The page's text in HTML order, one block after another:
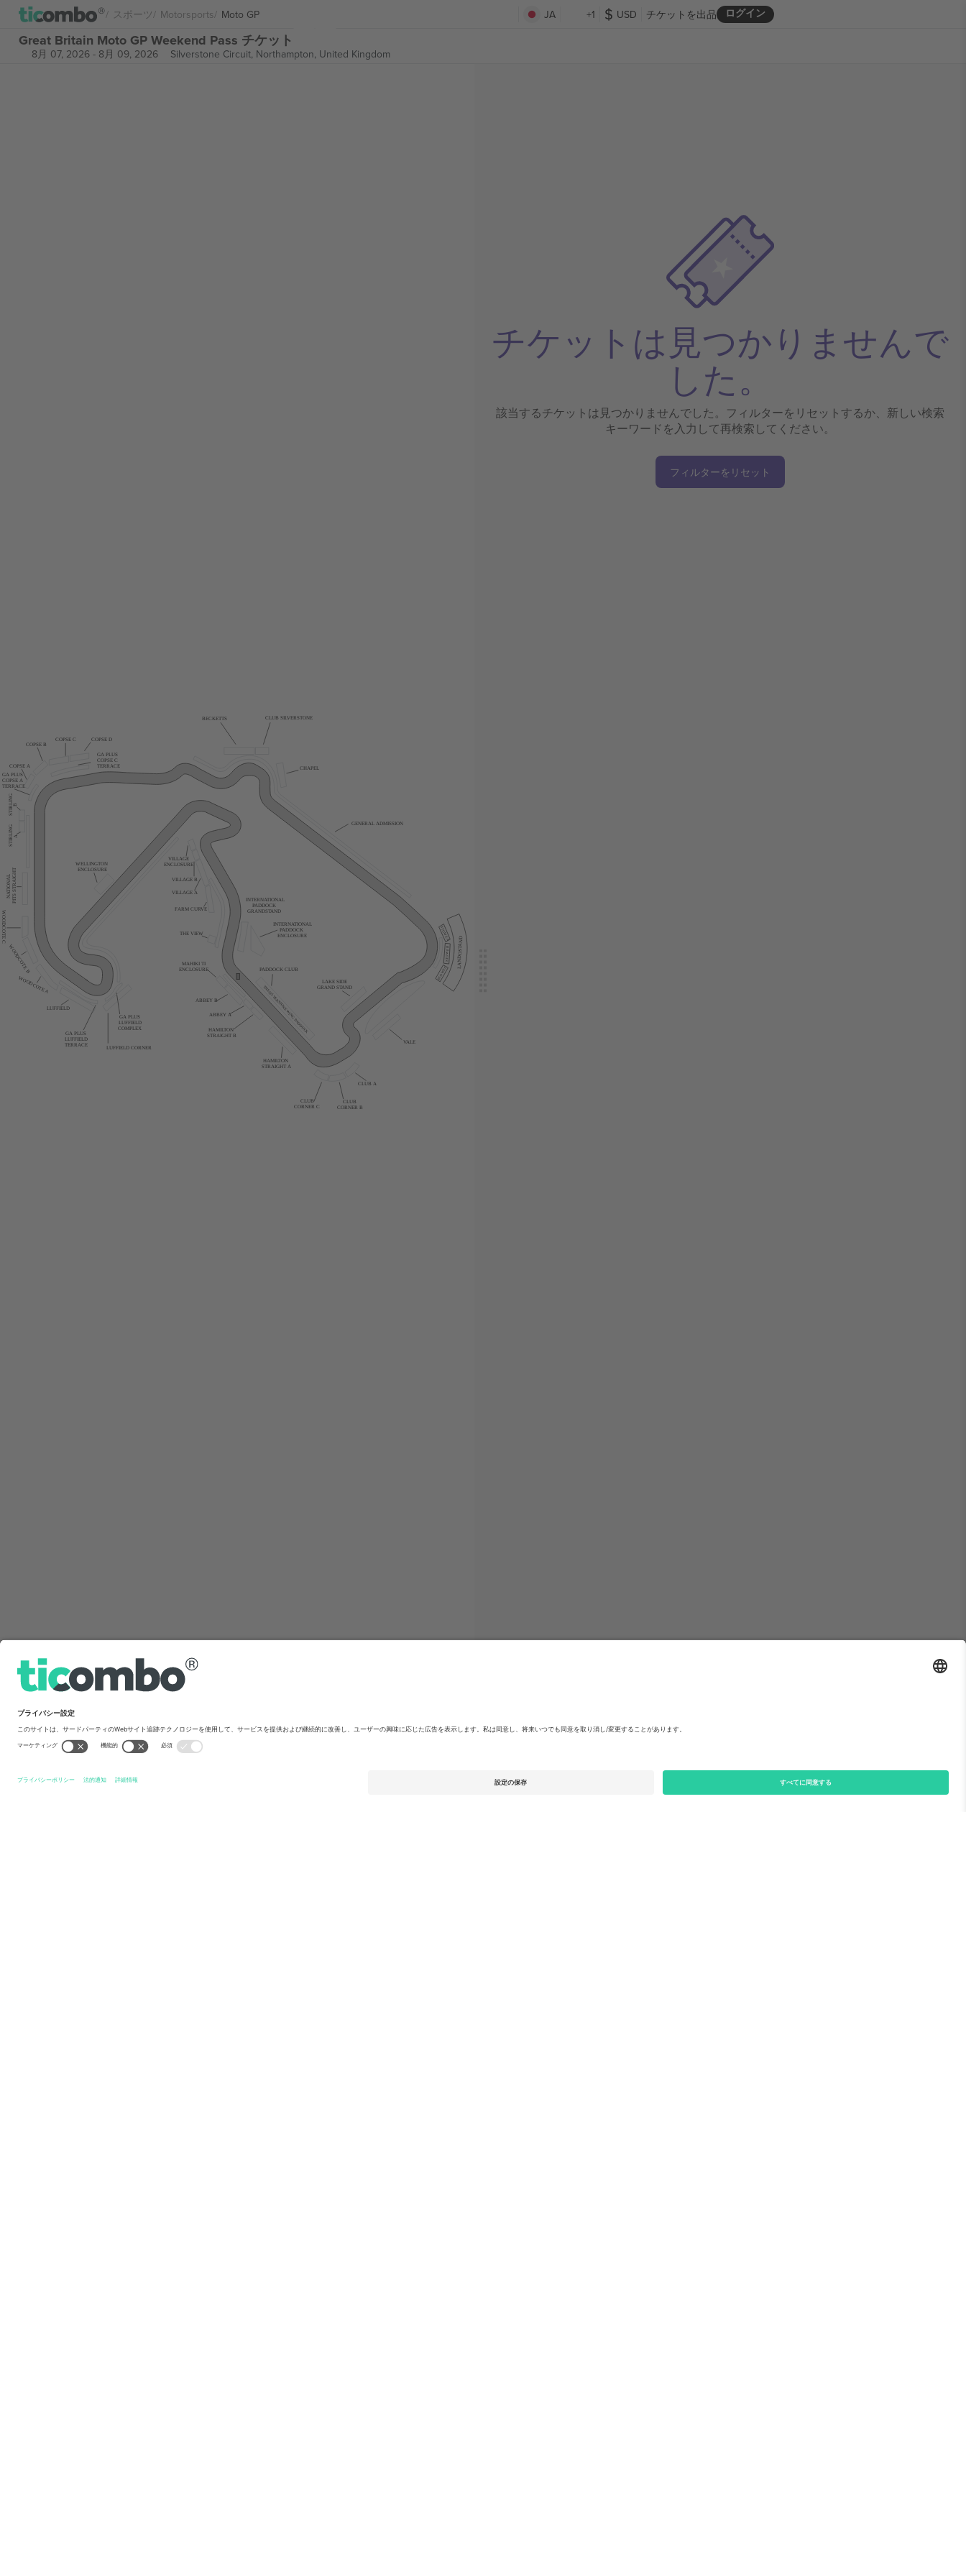
スポーツ Motorsports Moto GP JA +1 USD ログイン
チケットを出品
Great Britain Moto GP Weekend Pass チケット
8月 07, 2026- 8月 09, 2026 Silverstone Circuit, Northampton, United Kingdom
WELLINGTON
ENCLOSURE
VILLAGE
ENCLOSURE
MAHIKI TI
ENCLOSURE
INTERNATIONAL
PADDOCK
GRANDSTAND
INTERNATIONAL
PADDOCK
ENCLOSURE
LAKE SIDE
GRAND STAND
CLUB SILVERSTONE
GA PLUS
COPSE A
TERRACE
GA PLUS
COPSE C
TERRACE
GA PLUS
LUFFIELD
COMPLEX
GA PLUS
LUFFIELD
TERRACE
ABBEY A
ABBEY B
BECKETTS
CHAPEL
CLUB A
CLUB
CORNER B
CLUB
CORNER C
COPSE A
COPSE B
COPSE C COPSE D
FARM CURVE
HAMILTON
STRAIGHT A
HAMILTON
STRAIGHT B
LUFFIELD
LUFFIELD CORNER
NATIONALPITS STRAIGHT
STIRLING A
STIRLING B
STOWE A
STOWE B
STOWE C
LANDOSTAND
THE VIEW
VILLAGE A
VILLAGE B
WOODCOTE A
WOODCOTE B
WOODCOTE C
GENERAL ADMISSION
VALE
PADDOCK CLUB
THE SILVERSTONE WING PADDOCK
チケットは見つかりませんで
した。
該当するチケットは見つかりませんでした。フィルターをリセットするか、新しい検索
キーワードを入力して再検索してください。
フィルターをリセット